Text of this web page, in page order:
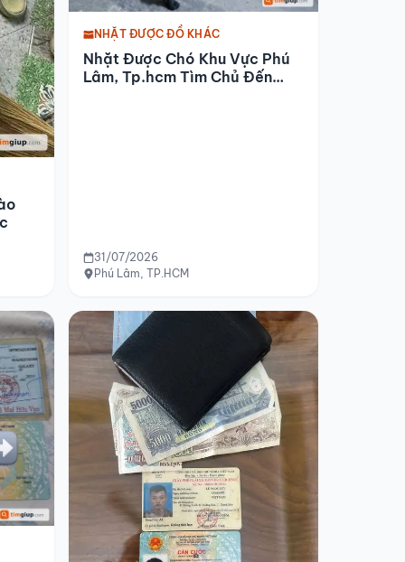
NHẶT ĐƯỢC ĐỒ KHÁC
Nhặt Được Chó Khu Vực Phú
Lâm, Tp.hcm Tìm Chủ Đến
31/07/2026
Phú Lâm, TP.HCM